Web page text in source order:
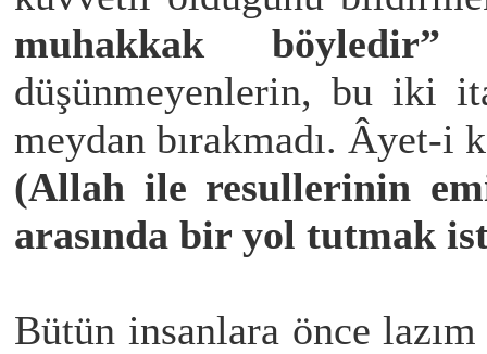
muhakkak böyledir”
düşünmeyenlerin, bu iki
meydan bırakmadı. Âyet-i
(Allah ile resullerinin
arasında bir yol tutmak
Bütün insanlara önce